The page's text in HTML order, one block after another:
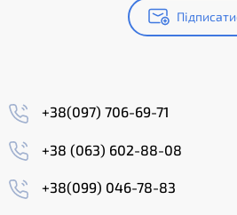
+38(097) 706-69-71
+38 (063) 602-88-08
+38(099) 046-78-83